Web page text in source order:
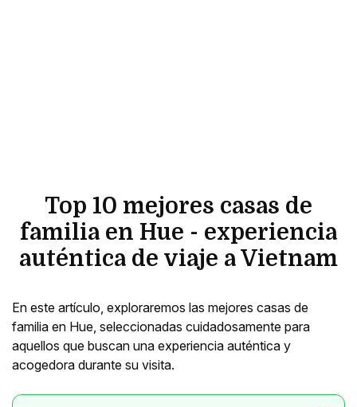
Top 10 mejores casas de
familia en Hue - experiencia
auténtica de viaje a Vietnam
En este artículo, exploraremos las mejores casas de
familia en Hue, seleccionadas cuidadosamente para
aquellos que buscan una experiencia auténtica y
acogedora durante su visita.